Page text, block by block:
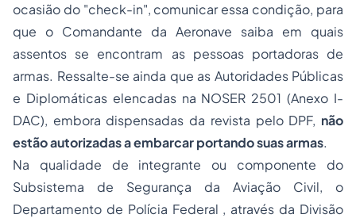
ocasião do "check-in", comunicar essa condição, para
que o Comandante da Aeronave saiba em quais
assentos se encontram as pessoas portadoras de
armas. Ressalte-se ainda que as Autoridades Públicas
e Diplomáticas elencadas na NOSER 2501 (Anexo I-
DAC), embora dispensadas da revista pelo DPF, não
estão autorizadas a embarcar portando suas armas.
Na qualidade de integrante ou componente do
Subsistema de Segurança da Aviação Civil, o
Departamento de Polícia Federal , através da Divisão